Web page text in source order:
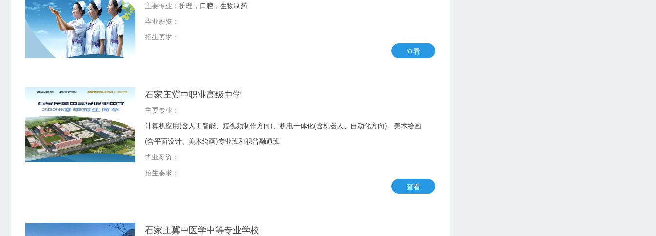
主要专业： 护理，口腔，生物制药
毕业薪资：
招生要求：
查看
石家庄冀中职业高级中学
主要专业：
计算机应用(含人工智能、短视频制作方向)、机电一体化(含机器人、自动化方向)、美术绘画
(含平面设计、美术绘画)专业班和职普融通班
毕业薪资：
招生要求：
查看
石家庄冀中医学中等专业学校